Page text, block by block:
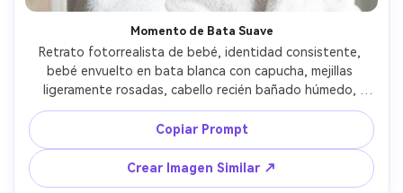
Momento de Bata Suave
Retrato fotorrealista de bebé, identidad consistente,
bebé envuelto en bata blanca con capucha, mejillas
ligeramente rosadas, cabello recién bañado húmedo,
fondo de puerta del baño difuminado, luz diurna brillante
y difusa, Sony A7III, 50mm f/1.8, encuadre cercano,
blancos limpios y tonos cálidos de piel, brillo realista de
agua, ambiente tranquilo y acogedor, alta resolución y
foco nítido en ojos --ar 4:5
Copiar Prompt
Crear Imagen Similar ↗